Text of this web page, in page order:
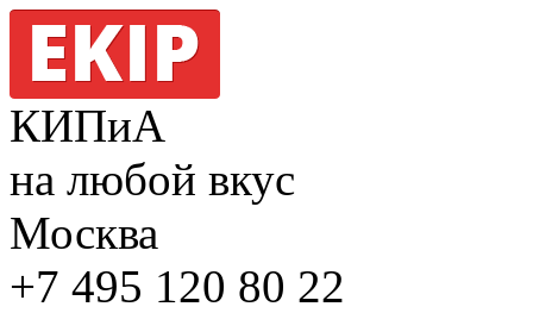
КИПиА
на любой вкус
Москва
+7 495 120 80 22